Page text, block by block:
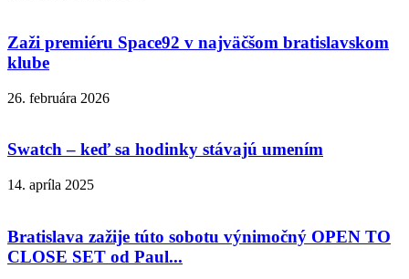
Zaži premiéru Space92 v najväčšom bratislavskom
klube
26. februára 2026
Swatch – keď sa hodinky stávajú umením
14. apríla 2025
Bratislava zažije túto sobotu výnimočný OPEN TO
CLOSE SET od Paul...